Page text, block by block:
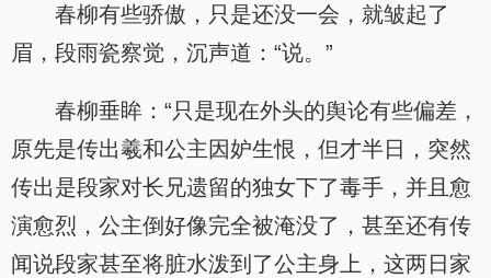
春柳有些骄傲，只是还没一会，就皱起了
眉，段雨瓷察觉，沉声道：“说。”
春柳垂眸：“只是现在外头的舆论有些偏差，
原先是传出羲和公主因妒生恨，但才半日，突然
传出是段家对长兄遗留的独女下了毒手，并且愈
演愈烈，公主倒好像完全被淹没了，甚至还有传
闻说段家甚至将脏水泼到了公主身上，这两日家